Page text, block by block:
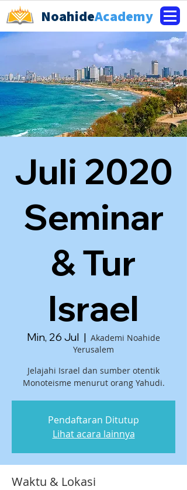
NoahideAcademy
Juli 2020
Seminar
& Tur
Israel
Min, 26 Jul
  |
Akademi Noahide
Yerusalem
Jelajahi Israel dan sumber otentik
Monoteisme menurut orang Yahudi.
Pendaftaran Ditutup
Lihat acara lainnya
Waktu & Lokasi